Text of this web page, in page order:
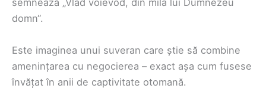
semnează „Vlad voievod, din mila lui Dumnezeu
domn“.
Este imaginea unui suveran care știe să combine
amenințarea cu negocierea – exact așa cum fusese
învățat în anii de captivitate otomană.